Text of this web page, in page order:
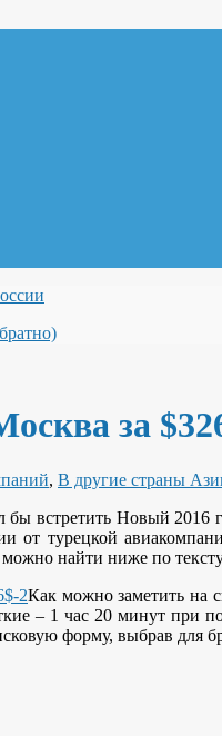
за
, В другие страны
бы встретить Новый
от турецкой
найти ниже по
Как можно заметить на
– 1 час 20 минут при
форму, выбрав для